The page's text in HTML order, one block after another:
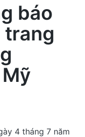
báo
trang
4 tháng 7 năm